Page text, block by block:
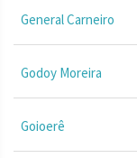
General Carneiro
Godoy Moreira
Goioerê